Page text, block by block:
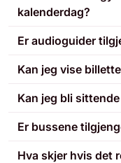
kalenderdag?
Er audioguider
Kan jeg vise
Kan jeg bli
Er bussene
Hva skjer hvis det